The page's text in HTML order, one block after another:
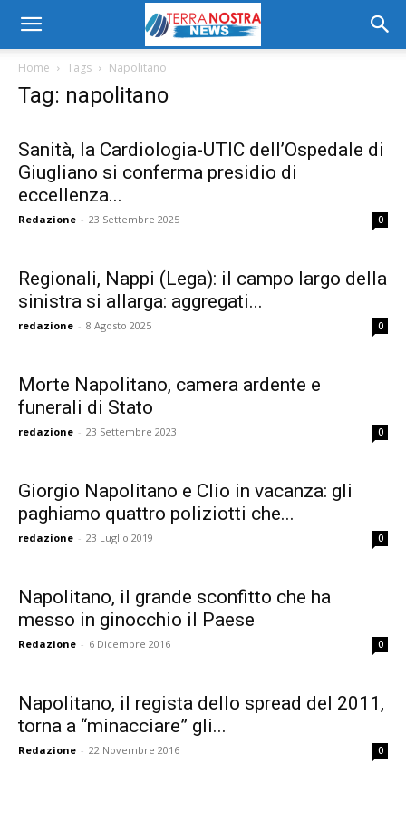
Home Tags Napolitano
Tag: napolitano
Sanità, la Cardiologia-UTIC dell’Ospedale di
Giugliano si conferma presidio di
eccellenza...
Redazione - 23 Settembre 2025 0
Regionali, Nappi (Lega): il campo largo della
sinistra si allarga: aggregati...
redazione - 8 Agosto 2025 0
Morte Napolitano, camera ardente e
funerali di Stato
redazione - 23 Settembre 2023 0
Giorgio Napolitano e Clio in vacanza: gli
paghiamo quattro poliziotti che...
redazione - 23 Luglio 2019 0
Napolitano, il grande sconfitto che ha
messo in ginocchio il Paese
Redazione - 6 Dicembre 2016 0
Napolitano, il regista dello spread del 2011,
torna a “minacciare” gli...
Redazione - 22 Novembre 2016 0